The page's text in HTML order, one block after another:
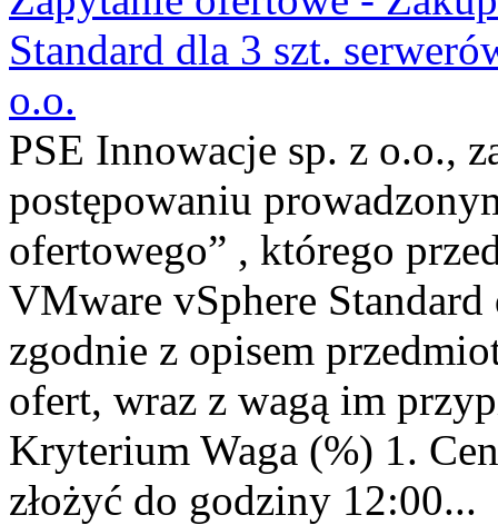
Standard dla 3 szt.
o.o.
PSE Innowacje sp. z o.o.,
postępowaniu
ofertowego” , którego
VMware vSphere
zgodnie z opisem
ofert, wraz z wagą im
Kryterium Waga (%) 1.
złożyć do godziny 12:00...